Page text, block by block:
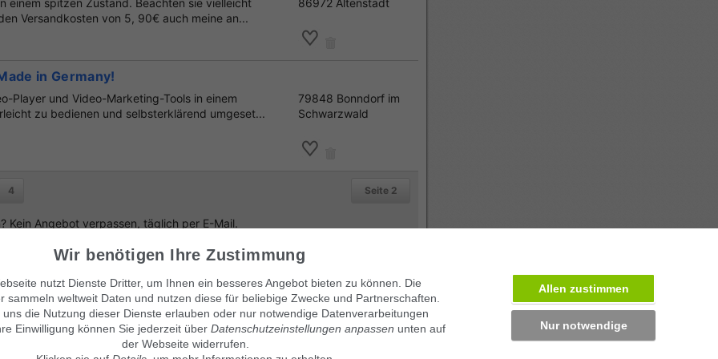
einem spitzen Zustand. Beachten sie vielleicht
Versandkosten von 5, 90€ auch meine an...
86972 Altenstadt
in Germany!
Player und Video-Marketing-Tools in einem
zu bedienen und selbsterklärend umgeset...
79848 Bonndorf im
Schwarzwald
4 Seite 2
Kein Angebot verpassen, täglich per E-Mail.
Suchanzeige aufgeben!
Wir benötigen Ihre Zustimmung
nutzt Dienste Dritter, um Ihnen ein besseres Angebot bieten zu können. Die
sammeln weltweit Daten und nutzen diese für beliebige Zwecke und Partnerschaften.
uns die Nutzung dieser Dienste erlauben oder nur notwendige Datenverarbeitungen
Einwilligung können Sie jederzeit über Datenschutzeinstellungen anpassen unten auf
der Webseite widerrufen.
Allen zustimmen
Nur notwendige